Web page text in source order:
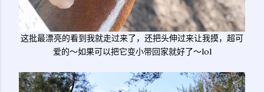
这批最漂亮的看到我就走过来了，还把头伸过来让我摸，超可
爱的～如果可以把它变小带回家就好了～lol